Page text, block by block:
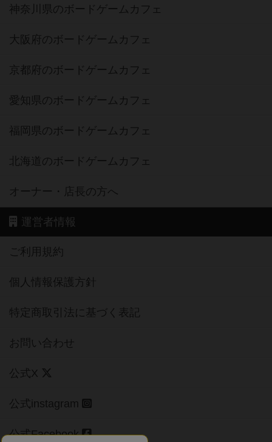
神奈川県のボードゲームカフェ
大阪府のボードゲームカフェ
京都府のボードゲームカフェ
愛知県のボードゲームカフェ
福岡県のボードゲームカフェ
北海道のボードゲームカフェ
オーナー・店長の方へ
運営者情報
ご利用規約
個人情報保護方針
特定商取引法に基づく表記
お問い合わせ
公式X
公式instagram
公式Facebook